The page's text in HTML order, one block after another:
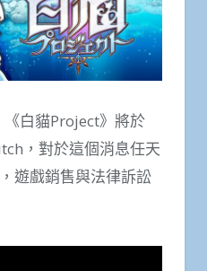
白貓Project》將於
，對於這個消息任天
遊戲銷售與法律訴訟